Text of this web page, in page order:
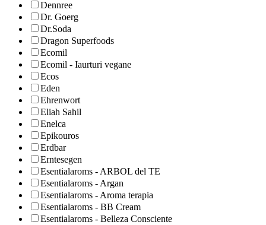
Dennree
Dr. Goerg
Dr.Soda
Dragon Superfoods
Ecomil
Ecomil - Iaurturi vegane
Ecos
Eden
Ehrenwort
Eliah Sahil
Enelca
Epikouros
Erdbar
Erntesegen
Esentialaroms - ARBOL del TE
Esentialaroms - Argan
Esentialaroms - Aroma terapia
Esentialaroms - BB Cream
Esentialaroms - Belleza Consciente